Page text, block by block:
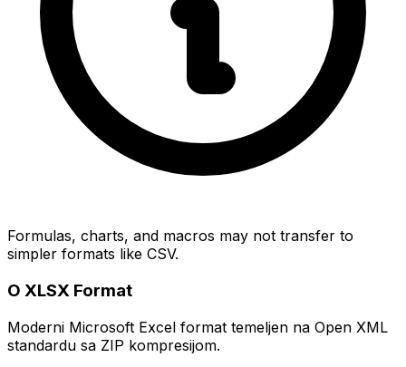
Formulas, charts, and macros may not transfer to
simpler formats like CSV.
O XLSX Format
Moderni Microsoft Excel format temeljen na Open XML
standardu sa ZIP kompresijom.